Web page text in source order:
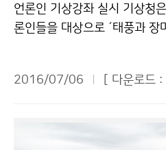
언론인 기상강좌 실시 기상청
론인들을 대상으로 ´태풍과 장
설명하고, 특히 최근 장마 경향
2016/07/06 [ 다운로드 :